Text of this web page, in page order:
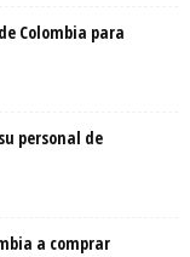
Colombia para
personal de
a comprar